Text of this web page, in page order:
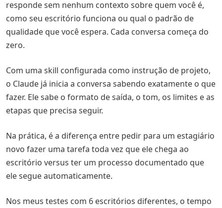
responde sem nenhum contexto sobre quem você é,
como seu escritório funciona ou qual o padrão de
qualidade que você espera. Cada conversa começa do
zero.
Com uma skill configurada como instrução de projeto,
o Claude já inicia a conversa sabendo exatamente o que
fazer. Ele sabe o formato de saída, o tom, os limites e as
etapas que precisa seguir.
Na prática, é a diferença entre pedir para um estagiário
novo fazer uma tarefa toda vez que ele chega ao
escritório versus ter um processo documentado que
ele segue automaticamente.
Nos meus testes com 6 escritórios diferentes, o tempo